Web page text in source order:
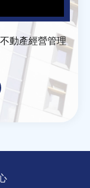
動產經營管理